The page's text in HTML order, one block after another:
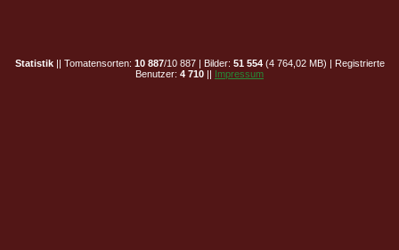
Statistik|| Tomatensorten: 10 887/10 887 | Bilder: 51 554(4 764,02 MB) | Registrierte
Benutzer: 4 710 || Impressum